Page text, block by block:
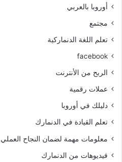
أوروبا بالعربي
مجتمع
تعلم اللغة الدنماركية
facebook
الربح من الأنترنت
عملات رقمية
دليلك في أوروبا
تعلم القيادة في الدنمارك
معلومات مهمة لضمان النجاح العملي
فيديوهات من الدنمارك